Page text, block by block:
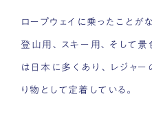
ロープウェイに乗ったことが
登山用、スキー用、そして
は日本に多くあり、レジャ
り物として定着している。